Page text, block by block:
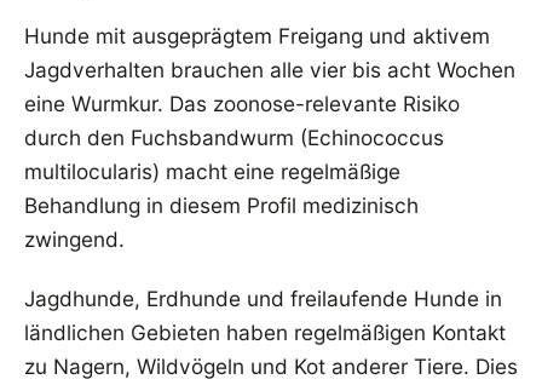
Hunde mit ausgeprägtem Freigang und aktivem
Jagdverhalten brauchen alle vier bis acht Wochen
eine Wurmkur. Das zoonose-relevante Risiko
durch den Fuchsbandwurm (Echinococcus
multilocularis) macht eine regelmäßige
Behandlung in diesem Profil medizinisch
zwingend.
Jagdhunde, Erdhunde und freilaufende Hunde in
ländlichen Gebieten haben regelmäßigen Kontakt
zu Nagern, Wildvögeln und Kot anderer Tiere. Dies